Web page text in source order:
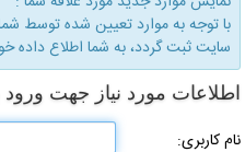
با توجه به موارد تعیین شده توسط
سایت ثبت گردد، به شما اطلاع داده
اطلاعات مورد نیاز جهت
نام كاربری: